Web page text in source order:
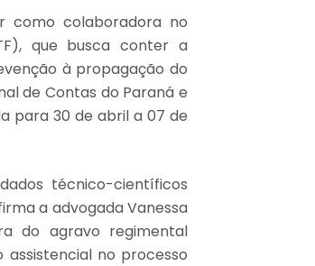
como colaboradora no
que busca conter a
à propagação do
de Contas do Paraná e
para 30 de abril a 07 de
técnico-científicos
a advogada Vanessa
do agravo regimental
assistencial no processo